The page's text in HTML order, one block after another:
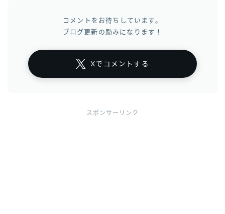
コメントをお待ちしています。
ブログ更新の励みになります！
Xでコメントする
スポンサーリンク